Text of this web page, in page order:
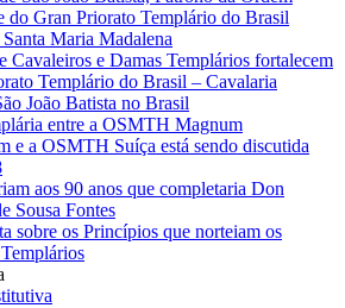
do Gran Priorato Templário do Brasil
Maria Madalena
Cavaleiros e Damas Templários fortalecem
Templário do Brasil – Cavalaria
João Batista no Brasil
entre a OSMTH Magnum
e a OSMTH Suíça está sendo discutida
aos 90 anos que completaria Don
Sousa Fontes
sobre os Princípios que norteiam os